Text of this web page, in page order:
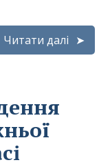
Читати далі